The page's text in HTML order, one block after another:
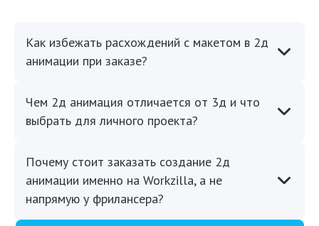
Как избежать расхождений с макетом в 2д
анимации при заказе?
Чем 2д анимация отличается от 3д и что
выбрать для личного проекта?
Почему стоит заказать создание 2д
анимации именно на Workzilla, а не
напрямую у фрилансера?